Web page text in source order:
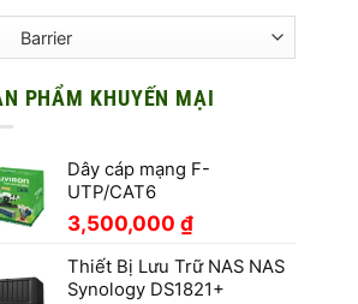
PHẨM KHUYẾN MẠI
Dây cáp mạng F-
UTP/CAT6
3,500,000 ₫
Thiết Bị Lưu Trữ NAS NAS
Synology DS1821+